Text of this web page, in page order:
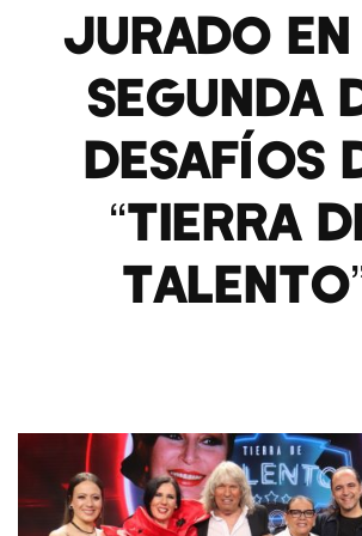
JURADO
SEGUNDA
DESAFÍOS
“TIERRA